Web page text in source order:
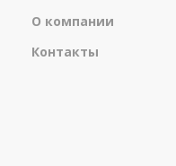
О компании
Контакты